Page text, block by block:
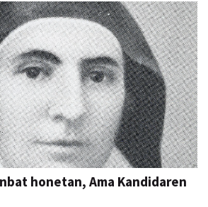
honetan, Ama Kandidaren